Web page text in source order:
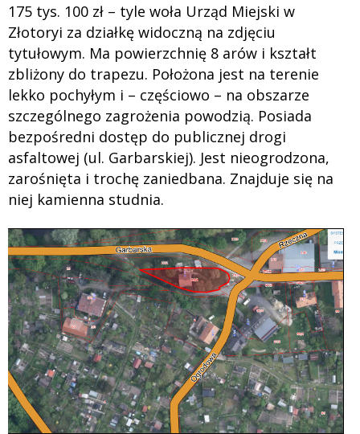
175 tys. 100 zł – tyle woła Urząd Miejski w
Złotoryi za działkę widoczną na zdjęciu
tytułowym. Ma powierzchnię 8 arów i kształt
zbliżony do trapezu. Położona jest na terenie
lekko pochyłym i – częściowo – na obszarze
szczególnego zagrożenia powodzią. Posiada
bezpośredni dostęp do publicznej drogi
asfaltowej (ul. Garbarskiej). Jest nieogrodzona,
zarośnięta i trochę zaniedbana. Znajduje się na
niej kamienna studnia.